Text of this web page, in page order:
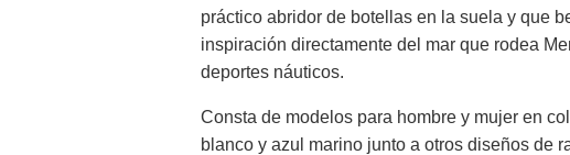
práctico abridor de botellas en la suela y que
inspiración directamente del mar que rodea
deportes náuticos.
Consta de modelos para hombre y mujer en
blanco y azul marino junto a otros diseños de